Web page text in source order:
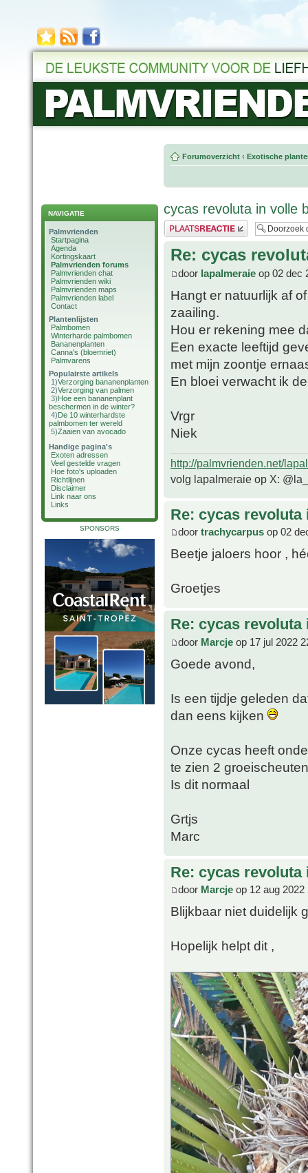
NAVIGATIE
Palmvrienden
Startpagina
Agenda
Kortingskaart
Palmvrienden forums
Palmvrienden chat
Palmvrienden wiki
Palmvrienden maps
Palmvrienden label
Contact
Plantenlijsten
Palmbomen
Winterharde palmbomen
Bananenplanten
Canna's (bloemriet)
Palmvarens
Populairste artikels
1)Verzorging bananenplanten
2)Verzorging van palmen
3)Hoe een bananenplant
beschermen in de winter?
4)De 10 winterhardste
palmbomen ter wereld
5)Zaaien van avocado
Handige pagina's
Exoten adressen
Veel gestelde vragen
Hoe foto's uploaden
Richtlijnen
Disclaimer
Link naar ons
Links
SPONSORS
Forumoverzicht ‹ Exotische
cycas revoluta in volle
Plaats een reactie
Re: cycas
door lapalmeraie op 02 dec
Hangt er natuurlijk af
zaailing.
Hou er rekening mee
Een exacte leeftijd
met mijn zoontje
En bloei verwacht ik
Vrgr
Niek
http://palmvrienden.net/
volg lapalmeraie op X:
Re: cycas revoluta
door trachycarpus op 02
Beetje jaloers hoor ,
Groetjes
Re: cycas revoluta
door Marcje op 17 jul 2022
Goede avond,
Is een tijdje geleden
dan eens kijken
Onze cycas heeft
te zien 2
Is dit normaal
Grtjs
Marc
Re: cycas revoluta
door Marcje op 12 aug 2022
Blijkbaar niet duidelijk
Hopelijk helpt dit ,